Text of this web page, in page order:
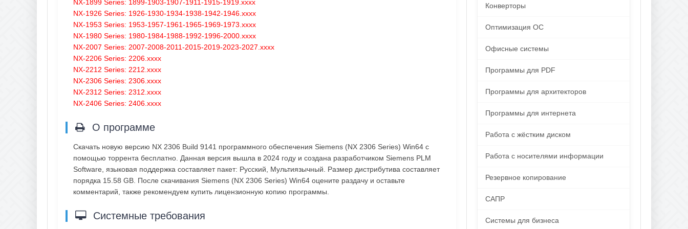
NX-1899 Series: 1899-1903-1907-1911-1915-1919.xxxx
NX-1926 Series: 1926-1930-1934-1938-1942-1946.xxxx
NX-1953 Series: 1953-1957-1961-1965-1969-1973.xxxx
NX-1980 Series: 1980-1984-1988-1992-1996-2000.xxxx
NX-2007 Series: 2007-2008-2011-2015-2019-2023-2027.xxxx
NX-2206 Series: 2206.xxxx
NX-2212 Series: 2212.xxxx
NX-2306 Series: 2306.xxxx
NX-2312 Series: 2312.xxxx
NX-2406 Series: 2406.xxxx
О программе
Скачать новую версию NX 2306 Build 9141 программного обеспечения Siemens (NX 2306 Series) Win64 с
помощью торрента бесплатно. Данная версия вышла в 2024 году и создана разработчиком Siemens PLM
Software, языковая поддержка составляет пакет: Русский, Мультиязычный. Размер дистрибутива составляет
порядка 15.58 GB. После скачивания Siemens (NX 2306 Series) Win64 оцените раздачу и оставьте
комментарий, также рекомендуем купить лицензионную копию программы.
Системные требования
Конверторы
Оптимизация ОС
Офисные системы
Программы для PDF
Программы для архитекторов
Программы для интернета
Работа с жёстким диском
Работа с носителями информации
Резервное копирование
САПР
Системы для бизнеса